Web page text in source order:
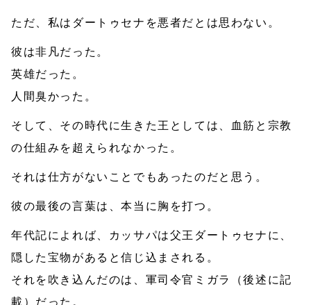
ただ、私はダートゥセナを悪者だとは思わない。
彼は非凡だった。
英雄だった。
人間臭かった。
そして、その時代に生きた王としては、血筋と宗教
の仕組みを超えられなかった。
それは仕方がないことでもあったのだと思う。
彼の最後の言葉は、本当に胸を打つ。
年代記によれば、カッサパは父王ダートゥセナに、
隠した宝物があると信じ込まされる。
それを吹き込んだのは、軍司令官ミガラ（後述に記
載）だった。